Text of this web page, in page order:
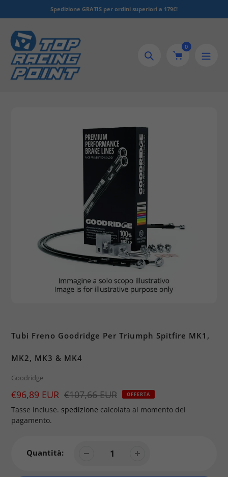
al
Spedizione GRATIS per ordini superiori a 179€!
Ricerca
0
Tubi Freno Goodridge Per Triumph Spitfire MK1,
MK2, MK3 & MK4
Brand
Goodridge
Prezzo
di
vendita
€96,89 EUR
Prezzo €107,66 EUR OFFERTA
Tasse incluse. spedizione calcolata al momento del
pagamento.
Quantità: